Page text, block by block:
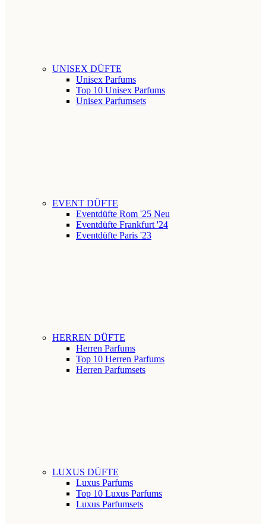
UNISEX DÜFTE
Unisex Parfums
Top 10 Unisex Parfums
Unisex Parfumsets
EVENT DÜFTE
Eventdüfte Rom '25 Neu
Eventdüfte Frankfurt '24
Eventdüfte Paris '23
HERREN DÜFTE
Herren Parfums
Top 10 Herren Parfums
Herren Parfumsets
LUXUS DÜFTE
Luxus Parfums
Top 10 Luxus Parfums
Luxus Parfumsets